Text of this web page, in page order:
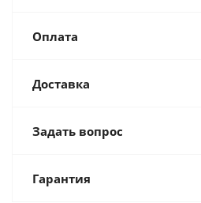
Оплата
Доставка
Задать вопрос
Гарантия